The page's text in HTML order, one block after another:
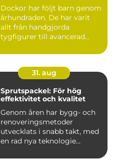
Dockor har följt barn genom
århundraden. De har varit
allt från handgjorda
tygfigurer till avancerad...
31. aug
Sprutspackel: För hög
effektivitet och kvalitet
Genom åren har bygg- och
renoveringsmetoder
utvecklats i snabb takt, med
en rad nya teknologie...